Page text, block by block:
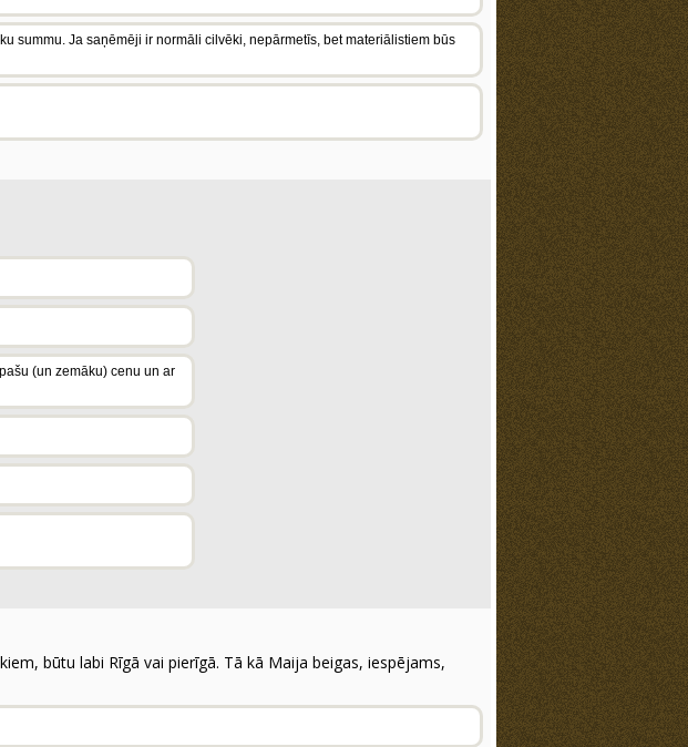
summu. Ja saņēmēji ir normāli cilvēki, nepārmetīs, bet materiālistiem būs
(un zemāku) cenu un ar
būtu labi Rīgā vai pierīgā. Tā kā Maija beigas, iespējams,